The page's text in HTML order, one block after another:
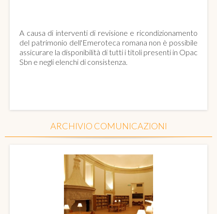
A causa di interventi di revisione e ricondizionamento
del patrimonio dell'Emeroteca romana non è possibile
assicurare la disponibilità di tutti i titoli presenti in Opac
Sbn e negli elenchi di consistenza.
ARCHIVIO COMUNICAZIONI